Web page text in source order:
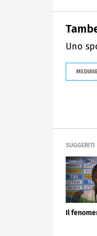
Uno
SUGGERITI
Il